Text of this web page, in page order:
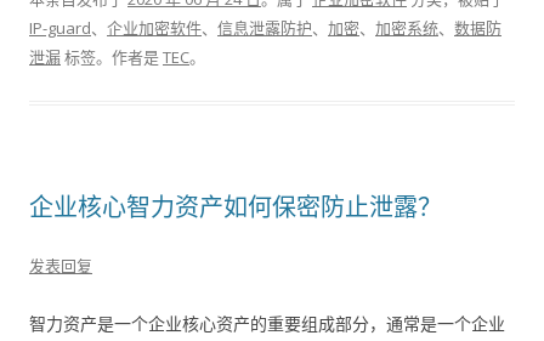
IP-guard、 企业加密软件、 信息泄露防护、 加密、 加密系统、 数据防
泄漏标签。 作者是TEC。
企业核心智力资产如何保密防止泄露？
发表回复
智力资产是一个企业核心资产的重要组成部分，通常是一个企业